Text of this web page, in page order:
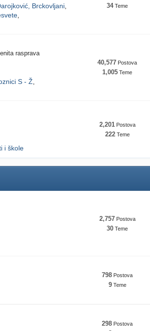
Brckovljani
34Teme
rasprava
S - Ž
40,577 Postova
1,005 Teme
i škole
2,201Postova
222Teme
2,757Postova
30 Teme
798 Postova
9Teme
298 Postova